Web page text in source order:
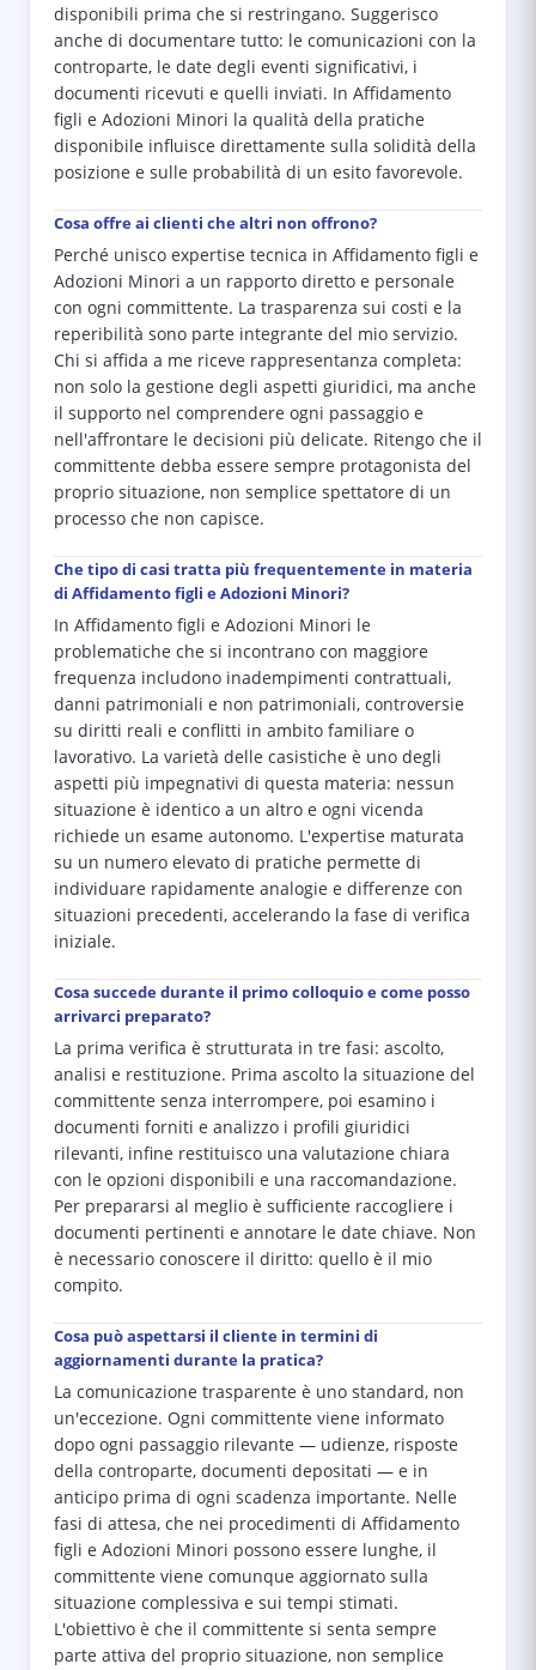
disponibili prima che si restringano. Suggerisco
anche di documentare tutto: le comunicazioni con la
controparte, le date degli eventi significativi, i
documenti ricevuti e quelli inviati. In Affidamento
figli e Adozioni Minori la qualità della pratiche
disponibile influisce direttamente sulla solidità della
posizione e sulle probabilità di un esito favorevole.
Cosa offre ai clienti che altri non offrono?
Perché unisco expertise tecnica in Affidamento figli e
Adozioni Minori a un rapporto diretto e personale
con ogni committente. La trasparenza sui costi e la
reperibilità sono parte integrante del mio servizio.
Chi si affida a me riceve rappresentanza completa:
non solo la gestione degli aspetti giuridici, ma anche
il supporto nel comprendere ogni passaggio e
nell'affrontare le decisioni più delicate. Ritengo che il
committente debba essere sempre protagonista del
proprio situazione, non semplice spettatore di un
processo che non capisce.
Che tipo di casi tratta più frequentemente in materia
di Affidamento figli e Adozioni Minori?
In Affidamento figli e Adozioni Minori le
problematiche che si incontrano con maggiore
frequenza includono inadempimenti contrattuali,
danni patrimoniali e non patrimoniali, controversie
su diritti reali e conflitti in ambito familiare o
lavorativo. La varietà delle casistiche è uno degli
aspetti più impegnativi di questa materia: nessun
situazione è identico a un altro e ogni vicenda
richiede un esame autonomo. L'expertise maturata
su un numero elevato di pratiche permette di
individuare rapidamente analogie e differenze con
situazioni precedenti, accelerando la fase di verifica
iniziale.
Cosa succede durante il primo colloquio e come posso
arrivarci preparato?
La prima verifica è strutturata in tre fasi: ascolto,
analisi e restituzione. Prima ascolto la situazione del
committente senza interrompere, poi esamino i
documenti forniti e analizzo i profili giuridici
rilevanti, infine restituisco una valutazione chiara
con le opzioni disponibili e una raccomandazione.
Per prepararsi al meglio è sufficiente raccogliere i
documenti pertinenti e annotare le date chiave. Non
è necessario conoscere il diritto: quello è il mio
compito.
Cosa può aspettarsi il cliente in termini di
aggiornamenti durante la pratica?
La comunicazione trasparente è uno standard, non
un'eccezione. Ogni committente viene informato
dopo ogni passaggio rilevante — udienze, risposte
della controparte, documenti depositati — e in
anticipo prima di ogni scadenza importante. Nelle
fasi di attesa, che nei procedimenti di Affidamento
figli e Adozioni Minori possono essere lunghe, il
committente viene comunque aggiornato sulla
situazione complessiva e sui tempi stimati.
L'obiettivo è che il committente si senta sempre
parte attiva del proprio situazione, non semplice